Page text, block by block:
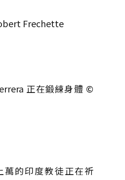
Frechette
正在鍛練身體 ©
萬的印度教徒正在祈